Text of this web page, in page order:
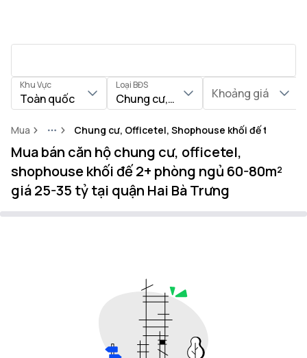
Khu Vực
Toàn quốc
Loại BĐS
Chung cư, Officetel, Shophouse khối
Khoảng giá
Mua MoreChung cư, Officetel, Shophouse khối đế tại Quận
Mua bán căn hộ chung cư, officetel,
shophouse khối đế 2+ phòng ngủ 60-80m²
giá 25-35 tỷ tại quận Hai Bà Trưng